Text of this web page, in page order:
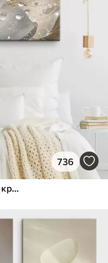
736
Крупний план білої квітки півонії з крапельками води на пелюстках на розмитому фоні